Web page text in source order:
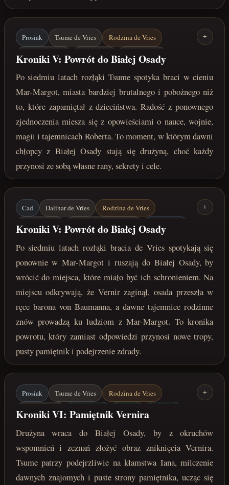
Prosiak Tsume de Vries
Rodzina de Vries
Dalinar de Vries
Igo de Vries
Kejn de Vries
Mar-Margot
Biała Osada
marzec 222 roku po Zaćmieniu
+
Kroniki V: Powrót do Białej Osady
Po siedmiu latach rozłąki Tsume spotyka braci w cieniu
Mar-Margot, miasta bardziej brutalnego i pobożnego niż
to, które zapamiętał z dzieciństwa. Radość z ponownego
zjednoczenia miesza się z opowieściami o nauce, wojnie,
magii i tajemnicach Roberta. To moment, w którym dawni
chłopcy z Białej Osady stają się drużyną, choć każdy
przynosi ze sobą własne rany, sekrety i cele.
Cad Dalinar de Vries
Rodzina de Vries
Vernir / Ragn
Friedrich von Baumann
Mar-Margot
Biała Osada
Pamiętnik Vernira
marzec 222 roku po Zaćmieniu
+
Kroniki V: Powrót do Białej Osady
Po siedmiu latach rozłąki bracia de Vries spotykają się
ponownie w Mar-Margot i ruszają do Białej Osady, by
wrócić do miejsca, które miało być ich schronieniem. Na
miejscu odkrywają, że Vernir zaginął, osada przeszła w
ręce barona von Baumanna, a dawne tajemnice rodzinne
znów prowadzą ku ludziom z Mar-Margot. To kronika
powrotu, który zamiast odpowiedzi przynosi nowe tropy,
pusty pamiętnik i podejrzenie zdrady.
Prosiak Tsume de Vries
Rodzina de Vries
Vernir / Ragn
Biała Osada Kościej
koniec marca 222 roku po Zaćmieniu
+
Kroniki VI: Pamiętnik Vernira
Drużyna wraca do Białej Osady, by z okruchów
wspomnień i zeznań złożyć obraz zniknięcia Vernira.
Tsume patrzy podejrzliwie na kłamstwa Iana, milczenie
dawnych znajomych i puste strony pamiętnika, ucząc się